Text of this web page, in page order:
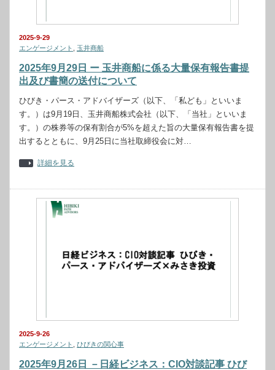
2025-9-29
エンゲージメント
玉井商船
2025年9月29日 ー 玉井商船に係る大量保有報告書提
出及び書簡の送付について
ひびき・パース・アドバイザーズ（以下、「私ども」といいま
す。）は9月19日、玉井商船株式会社（以下、「当社」といいま
す。）の株券等の保有割合が5%を超えた旨の大量保有報告書を提
出するとともに、9月25日に当社取締役会に対…
詳細を見る
2025-9-26
エンゲージメント
ひびきの関心事
2025年9月26日 －日経ビジネス：CIO対談記事 ひび